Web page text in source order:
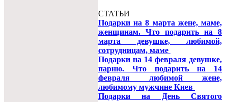
СТАТЬИ
Подарки на 8 марта жене, маме,
женщинам. Что подарить на 8
марта девушке, любимой,
сотрудницам, маме
Подарки на 14 февраля девушке,
парню. Что подарить на 14
февраля любимой жене,
любимому мужчине Киев
Подарки на День Святого